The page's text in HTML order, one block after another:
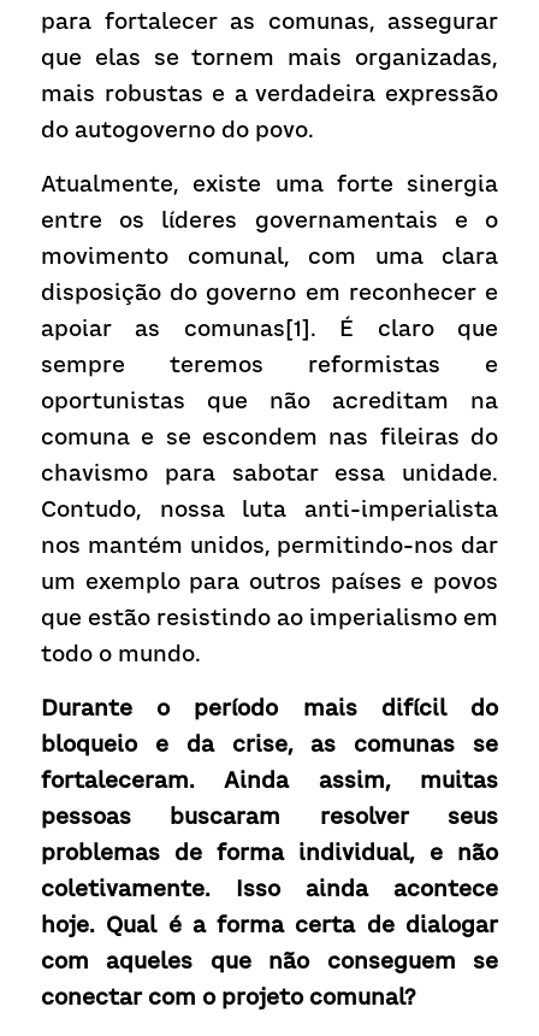
para fortalecer as comunas, assegurar
que elas se tornem mais organizadas,
mais robustas e a verdadeira expressão
do autogoverno do povo.
Atualmente, existe uma forte sinergia
entre os líderes governamentais e o
movimento comunal, com uma clara
disposição do governo em reconhecer e
apoiar as comunas[1]. É claro que
sempre teremos reformistas e
oportunistas que não acreditam na
comuna e se escondem nas fileiras do
chavismo para sabotar essa unidade.
Contudo, nossa luta anti-imperialista
nos mantém unidos, permitindo-nos dar
um exemplo para outros países e povos
que estão resistindo ao imperialismo em
todo o mundo.
Durante o período mais difícil do
bloqueio e da crise, as comunas se
fortaleceram. Ainda assim, muitas
pessoas buscaram resolver seus
problemas de forma individual, e não
coletivamente. Isso ainda acontece
hoje. Qual é a forma certa de dialogar
com aqueles que não conseguem se
conectar com o projeto comunal?